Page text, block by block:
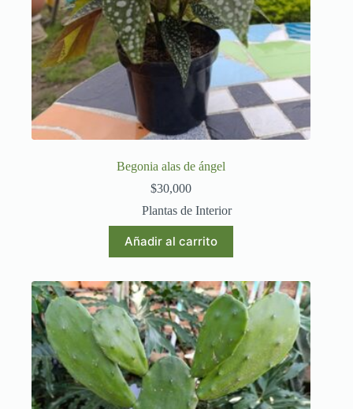
Begonia alas de ángel
$30,000
Plantas de Interior
Añadir al carrito